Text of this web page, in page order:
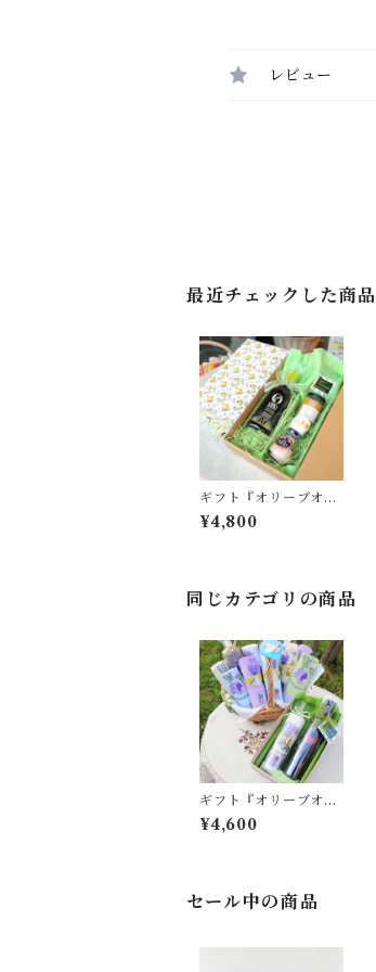
レビュー
最近チェックした商品
ギフト『オリーブオイ
ル(マイルド)&にんに
くペースト&ミル付き
¥4,800
同じカテゴリの商品
ギフト『オリーブオイ
ルパンタレオ & キッチ
ンタオル』
¥4,600
セール中の商品